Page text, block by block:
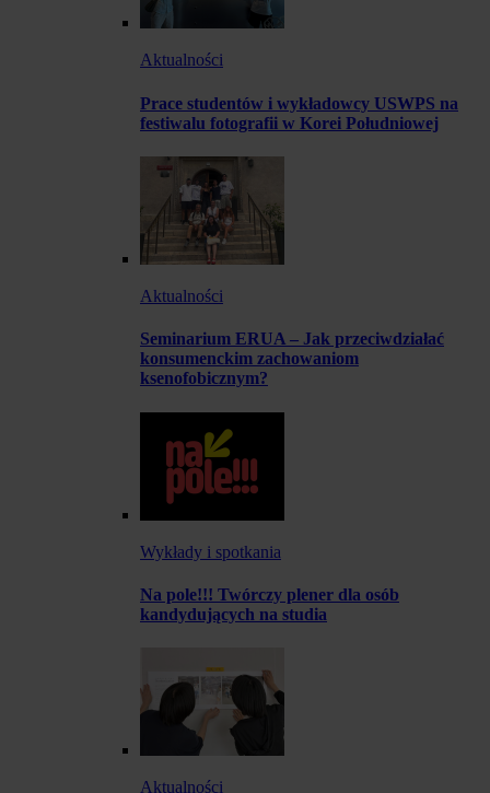
Aktualności
Prace studentów i wykładowcy USWPS na
festiwalu fotografii w Korei Południowej
Aktualności
Seminarium ERUA – Jak przeciwdziałać
konsumenckim zachowaniom
ksenofobicznym?
Wykłady i spotkania
Na pole!!! Twórczy plener dla osób
kandydujących na studia
Aktualności